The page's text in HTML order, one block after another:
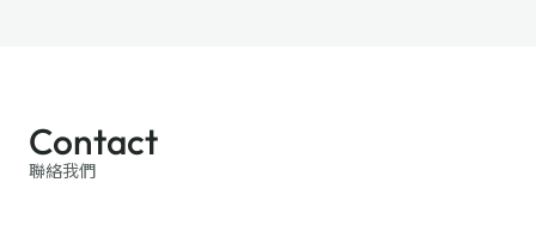
Contact
聯絡我們